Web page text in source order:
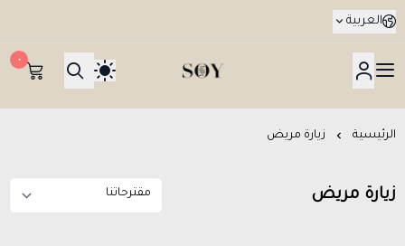
العربية
هدايا جدة SOY Gifts بتوصيل في نفس اليوم
٠
الرئيسية زيارة مريض
زيارة مريض